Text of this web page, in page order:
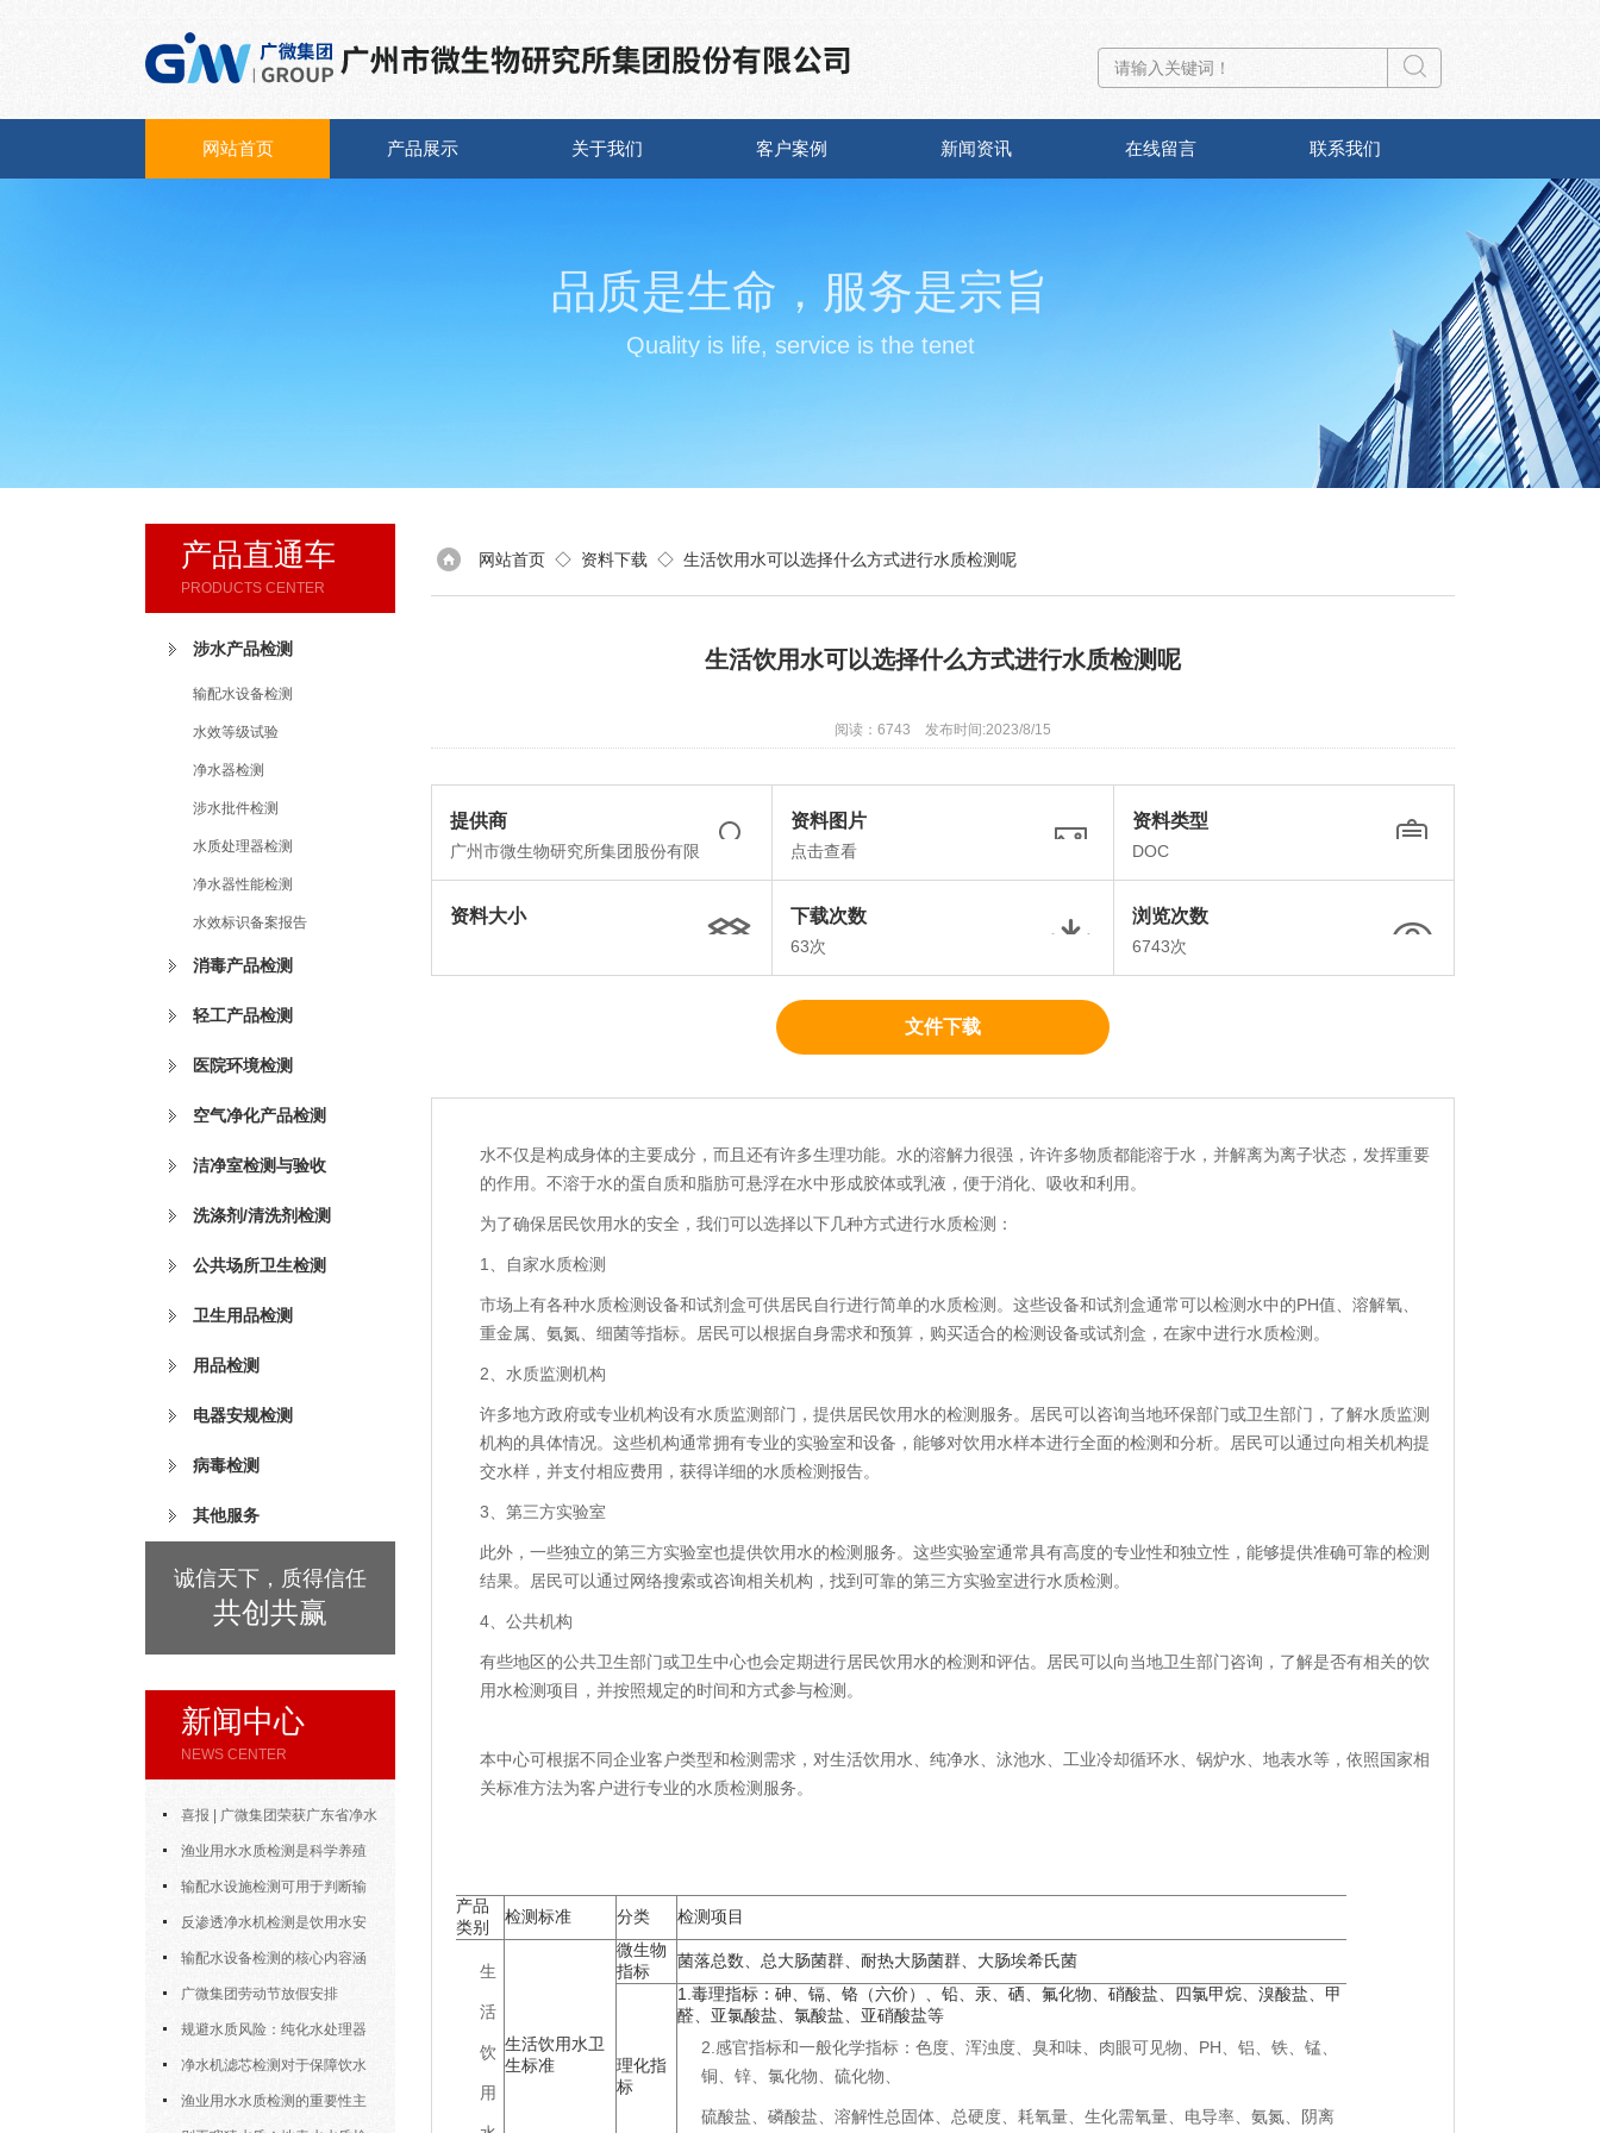
网站首页 产品展示 关于我们 客户案例 新闻资讯 在线留言 联系我们
品质是生命，服务是宗旨
Quality is life, service is the tenet
产品直通车
PRODUCTS CENTER
涉水产品检测
输配水设备检测
水效等级试验
净水器检测
涉水批件检测
水质处理器检测
净水器性能检测
水效标识备案报告
消毒产品检测
轻工产品检测
医院环境检测
空气净化产品检测
洁净室检测与验收
洗涤剂/清洗剂检测
公共场所卫生检测
卫生用品检测
用品检测
电器安规检测
病毒检测
其他服务
诚信天下，质得信任
共创共赢
新闻中心
NEWS CENTER
喜报 | 广微集团荣获广东省净水
设备协会“优秀会员企业”称号
渔业用水水质检测是科学养殖
中的重要工具
输配水设施检测可用于判断输
水设施能否安全、稳定地完成供水
任务
反渗透净水机检测是饮用水安
全体系中的重要一环
输配水设备检测的核心内容涵
盖了多个方面
广微集团劳动节放假安排
规避水质风险：纯化水处理器
检测的核心环节与细节把控
净水机滤芯检测对于保障饮水
安全具有重要意义
渔业用水水质检测的重要性主
网站首页 ◇ 资料下载 ◇ 生活饮用水可以选择什么方式进行水质检测呢
生活饮用水可以选择什么方式进行水质检测呢
阅读：6743 发布时间:2023/8/15
提供商
广州市微生物研究所集团股份有限
资料图片
点击查看
资料类型
DOC
资料大小 下载次数
63次
浏览次数
6743次
文件下载
水不仅是构成身体的主要成分，而且还有许多生理功能。水的溶解力很强，许许多物质都能溶于水，并解离为离子状态，发挥重要
的作用。不溶于水的蛋自质和脂肪可悬浮在水中形成胶体或乳液，便于消化、吸收和利用。
为了确保居民饮用水的安全，我们可以选择以下几种方式进行水质检测：
1、自家水质检测
市场上有各种水质检测设备和试剂盒可供居民自行进行简单的水质检测。这些设备和试剂盒通常可以检测水中的PH值、溶解氧、
重金属、氨氮、细菌等指标。居民可以根据自身需求和预算，购买适合的检测设备或试剂盒，在家中进行水质检测。
2、水质监测机构
许多地方政府或专业机构设有水质监测部门，提供居民饮用水的检测服务。居民可以咨询当地环保部门或卫生部门，了解水质监测
机构的具体情况。这些机构通常拥有专业的实验室和设备，能够对饮用水样本进行全面的检测和分析。居民可以通过向相关机构提
交水样，并支付相应费用，获得详细的水质检测报告。
3、第三方实验室
此外，一些独立的第三方实验室也提供饮用水的检测服务。这些实验室通常具有高度的专业性和独立性，能够提供准确可靠的检测
结果。居民可以通过网络搜索或咨询相关机构，找到可靠的第三方实验室进行水质检测。
4、公共机构
有些地区的公共卫生部门或卫生中心也会定期进行居民饮用水的检测和评估。居民可以向当地卫生部门咨询，了解是否有相关的饮
用水检测项目，并按照规定的时间和方式参与检测。
本中心可根据不同企业客户类型和检测需求，对生活饮用水、纯净水、泳池水、工业冷却循环水、锅炉水、地表水等，依照国家相
关标准方法为客户进行专业的水质检测服务。
产品
类别
检测标准 分类 检测项目
生
活
饮
用
生活饮用水卫
生标准
微生物
指标
菌落总数、总大肠菌群、耐热大肠菌群、大肠埃希氏菌
理化指
标
1.毒理指标：砷、镉、铬（六价）、铅、汞、硒、氟化物、硝酸盐、四氯甲烷、溴酸盐、甲
醛、亚氯酸盐、氯酸盐、亚硝酸盐等
2.感官指标和一般化学指标：色度、浑浊度、臭和味、肉眼可见物、PH、铝、铁、锰、
铜、锌、氯化物、硫化物、
硫酸盐、磷酸盐、溶解性总固体、总硬度、耗氧量、生化需氧量、电导率、氨氮、阴离